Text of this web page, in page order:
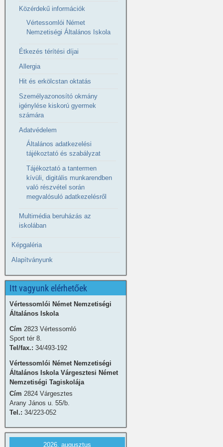
Közérdekű információk
Vértessomlói Német
Nemzetiségi Általános Iskola
Étkezés térítési díjai
Allergia
Hit és erkölcstan oktatás
Személyazonosító okmány
igénylése kiskorú gyermek
számára
Adatvédelem
Általános adatkezelési
tájékoztató és szabályzat
Tájékoztató a tantermen
kívüli, digitális munkarendben
való részvétel során
megvalósuló adatkezelésről
Multimédia beruházás az
iskolában
Képgaléria
Alapítványunk
Itt vagyunk elérhetőek
Vértessomlói Német Nemzetiségi
Általános Iskola
Cím 2823 Vértessomló
Sport tér 8.
Tel/fax.: 34/493-192
Vértessomlói Német Nemzetiségi
Általános Iskola Várgesztesi Német
Nemzetiségi Tagiskolája
Cím 2824 Várgesztes
Arany János u. 55/b.
Tel.: 34/223-052
2026. augusztus